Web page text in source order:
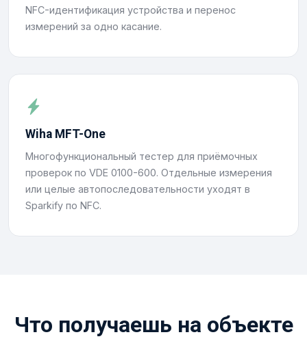
NFC-идентификация устройства и перенос
измерений за одно касание.
Wiha MFT-One
Многофункциональный тестер для приёмочных
проверок по VDE 0100-600. Отдельные измерения
или целые автопоследовательности уходят в
Sparkify по NFC.
Что получаешь на объекте